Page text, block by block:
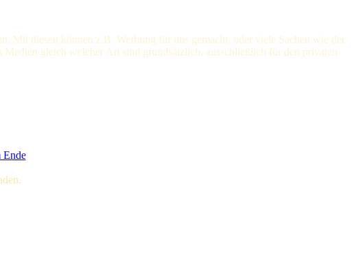
Mit diesen können z.B. Werbung für uns gemacht, oder viele Sachen wie der
gleich welcher Art sind grundsätzlich, ausschließlich für den privaten
Ende